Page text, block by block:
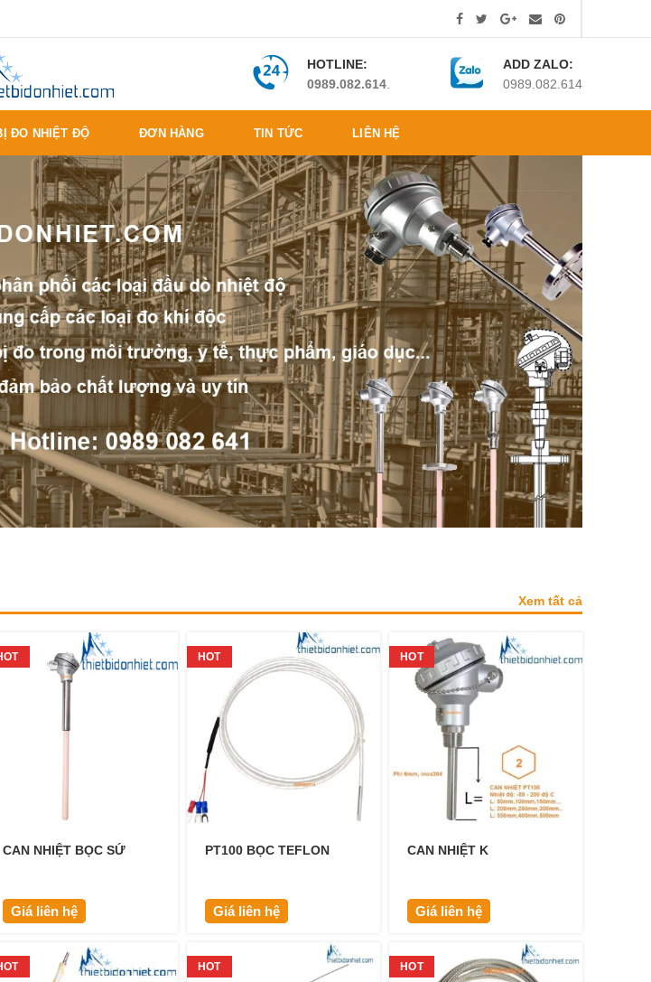
HOTLINE:
0989.082.614
ADD ZALO:
0989.082.614
ĐO NHIỆT ĐỘ ĐƠN HÀNG TIN TỨC LIÊN HỆ
Xem tất cả
CAN NHIỆT BỌC SỨ
Giá liên hệ
HOT
PT100 BỌC TEFLON
Giá liên hệ
HOT
CAN NHIỆT K
Giá liên hệ
HOT HOT